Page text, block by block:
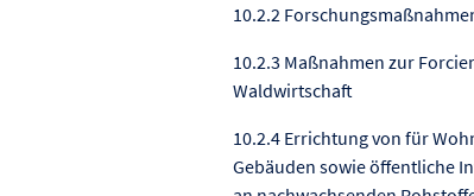
10.2.2
10.2.3 Maßnahmen zur
Waldwirtschaft
10.2.4 Errichtung von für
Gebäuden sowie öffentliche